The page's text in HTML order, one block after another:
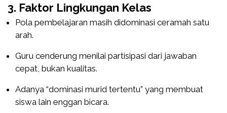
3. Faktor Lingkungan Kelas
Pola pembelajaran masih didominasi ceramah satu
arah.
Guru cenderung menilai partisipasi dari jawaban
cepat, bukan kualitas.
Adanya “dominasi murid tertentu” yang membuat
siswa lain enggan bicara.